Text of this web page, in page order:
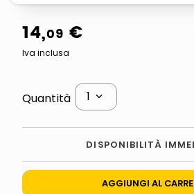
14,09 €
Iva inclusa
Quantità 1
DISPONIBILITÀ
AGGIUNGI AL